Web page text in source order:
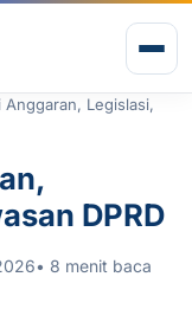
Anggaran, Legislasi,
DPRD
• 8 menit baca